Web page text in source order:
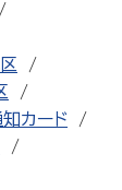
カード